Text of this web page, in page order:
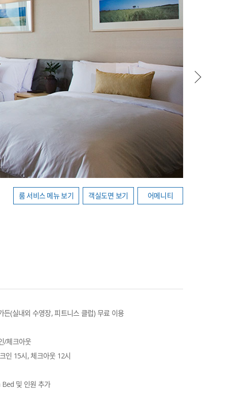
든(실내외 수영장, 피트니스 클럽) 무료 이용
/체크아웃
체크인 15시, 체크아웃 12시
Bed 및 인원 추가
룸 서비스 메뉴 보기 객실도면 보기 어메니티